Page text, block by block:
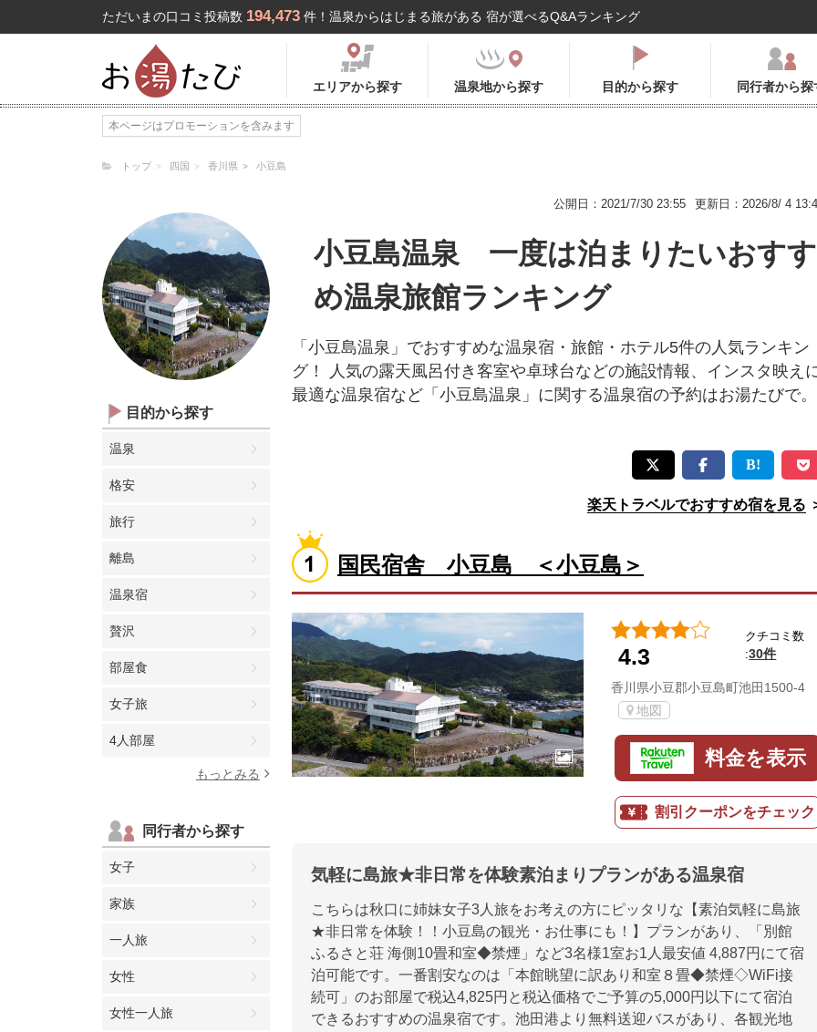
ただいまの口コミ投稿数 194,473 件！温泉からはじまる旅がある 宿が選べるQ&Aランキング
エリアから探す 温泉地から探す 目的から探す 同行者から探
本ページはプロモーションを含みます
トップ 四国 香川県 小豆島
公開日：2021/7/30 23:55 更新日：2026/8/ 4
目的から探す
温泉
格安
旅行
離島
温泉宿
贅沢
部屋食
女子旅
4人部屋
もっとみる
同行者から探す
女子
家族
一人旅
女性
女性一人旅
小豆島温泉 一度は泊まりたいおすす
め温泉旅館ランキング
「小豆島温泉」でおすすめな温泉宿・旅館・ホテル5件の人気ランキン
グ！ 人気の露天風呂付き客室や卓球台などの施設情報、インスタ映え
最適な温泉宿など「小豆島温泉」に関する温泉宿の予約はお湯たびで。
楽天トラベルでおすすめ宿を見る
国民宿舎 小豆島 ＜小豆島＞
4.3
クチコミ数
:30件
香川県小豆郡小豆島町池田1500-4
地図
料金を表示
割引クーポンをチェック
気軽に島旅★非日常を体験素泊まりプランがある温泉宿
こちらは秋口に姉妹女子3人旅をお考えの方にピッタリな【素泊気軽に島旅
★非日常を体験！！小豆島の観光・お仕事にも！】プランがあり、「別館
ふるさと荘 海側10畳和室◆禁煙」など3名様1室お1人最安値 4,887円にて宿
泊可能です。一番割安なのは「本館眺望に訳あり和室８畳◆禁煙◇WiFi接
続可」のお部屋で税込4,825円と税込価格でご予算の5,000円以下にて宿泊
できるおすすめの温泉宿です。池田港より無料送迎バスがあり、各観光地